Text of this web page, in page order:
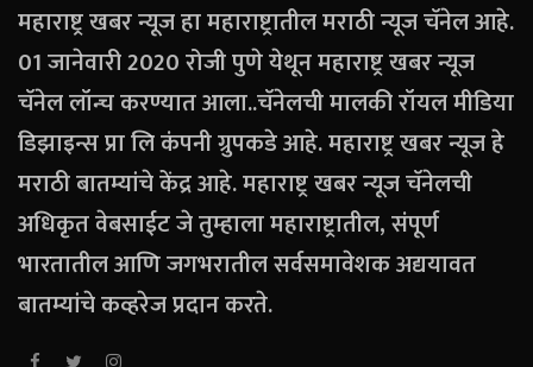
महाराष्ट्र खबर न्यूज हा महाराष्ट्रातील मराठी न्यूज चॅनेल आहे.
01 जानेवारी 2020 रोजी पुणे येथून महाराष्ट्र खबर न्यूज
चॅनेल लॉन्च करण्यात आला..चॅनेलची मालकी रॉयल मीडिया
डिझाइन्स प्रा लि कंपनी ग्रुपकडे आहे. महाराष्ट्र खबर न्यूज हे
मराठी बातम्यांचे केंद्र आहे. महाराष्ट्र खबर न्यूज चॅनेलची
अधिकृत वेबसाईट जे तुम्हाला महाराष्ट्रातील, संपूर्ण
भारतातील आणि जगभरातील सर्वसमावेशक अद्ययावत
बातम्यांचे कव्हरेज प्रदान करते.